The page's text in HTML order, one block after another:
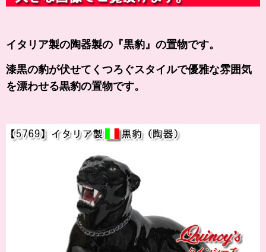
イタリア製の陶器製の 『黒豹』の置物です。
漆黒の豹が伏せてくつろぐスタイルで優雅な雰囲気
を漂わせる黒豹の置物です。